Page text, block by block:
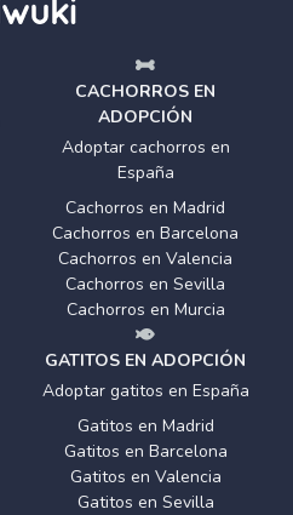
CACHORROS EN
ADOPCIÓN
Adoptar cachorros en
España
Cachorros en Madrid
Cachorros en Barcelona
Cachorros en Valencia
Cachorros en Sevilla
Cachorros en Murcia
GATITOS EN ADOPCIÓN
Adoptar gatitos en España
Gatitos en Madrid
Gatitos en Barcelona
Gatitos en Valencia
Gatitos en Sevilla